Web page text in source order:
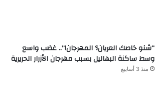
“شنو خاصك العريان؟ المهرجان!”.. غضب واسع
وسط ساكنة البهاليل بسبب مهرجان الأزرار الحريرية
منذ 3 أسابيع